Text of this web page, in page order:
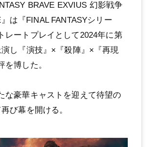
BRAVE EXVIUS 幻影戦争
は『FINAL FANTASYシリー
レートプレイとして2024年に第
し『演技』×『殺陣』×『再現
を博した。
な豪華キャストを迎えて待望の
び幕を開ける。